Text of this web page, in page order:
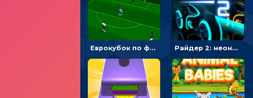
Еврокубок по футболу 2021 в 3D: пасуй мяч и бей по воротам соперника Райдер 2: неоновые гонки на мотоциклах